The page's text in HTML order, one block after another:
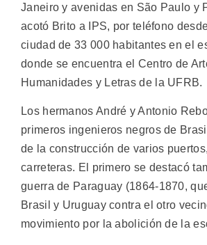
Janeiro y avenidas en São Paulo y
acotó Brito a IPS, por teléfono
ciudad de 33 000 habitantes en el
donde se encuentra el Centro de
Humanidades y Letras de la UFRB.
Los hermanos André y Antonio
primeros ingenieros negros de
de la construcción de varios
carreteras. El primero se destacó
guerra de Paraguay (1864-1870,
Brasil y Uruguay contra el otro
movimiento por la abolición de la